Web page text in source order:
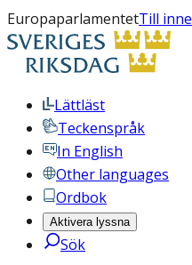
EuropaparlamentetTill
Lättläst
Teckenspråk
In English
Other languages
Ordbok
Aktivera lyssna
Sök